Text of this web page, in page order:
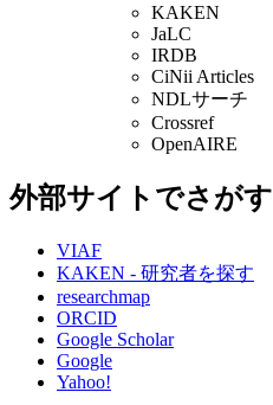
KAKEN
JaLC
IRDB
CiNii Articles
NDLサーチ
Crossref
OpenAIRE
外部サイトでさがす
VIAF
KAKEN - 研究者を探す
researchmap
ORCID
Google Scholar
Google
Yahoo!